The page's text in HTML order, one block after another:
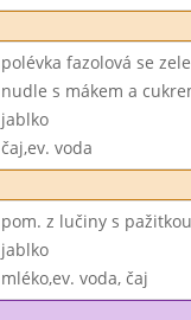
polévka fazolová se
nudle s mákem a
jablko
čaj,ev. voda
pom. z lučiny s
jablko
mléko,ev. voda, čaj